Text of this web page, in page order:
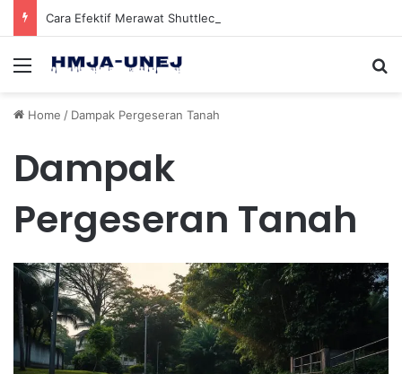
Menu
Home / Dampak Pergeseran Tanah
Dampak
Pergeseran Tanah